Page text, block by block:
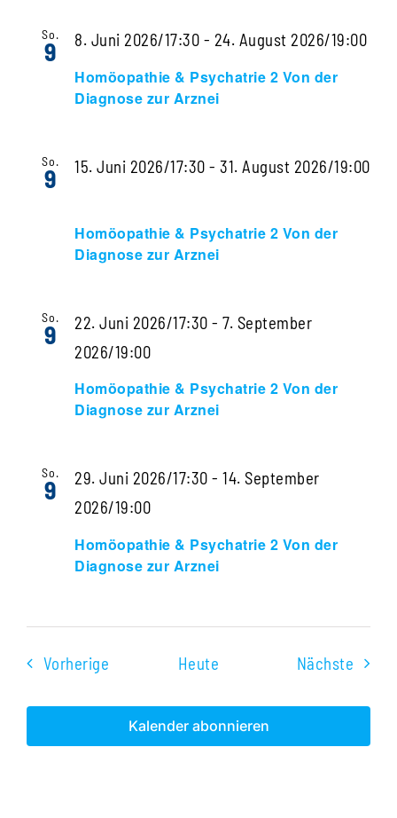
Homöopathischer
5.
Von
So.
9
Homöopathie & Psychatrie 2 Von der
Diagnose zur Arznei
8. Juni 2026/17:30 - 24. August 2026/19:00
So.
9
Homöopathie & Psychatrie 2 Von der
Diagnose zur Arznei
15. Juni 2026/17:30 - 31. August 2026/19:00
&
Psychatrie
Von
der
zur
So.
9
Homöopathie & Psychatrie 2 Von der
Diagnose zur Arznei
22. Juni 2026/17:30 - 7. September
2026/19:00
&
Psychatrie
Von
zur
So.
9
Homöopathie & Psychatrie 2 Von der
Diagnose zur Arznei
29. Juni 2026/17:30 - 14. September
2026/19:00
&
Psychatrie
Von
zur
Vorherige Veranstaltungen
Heute Nächste
Kalender abonnieren